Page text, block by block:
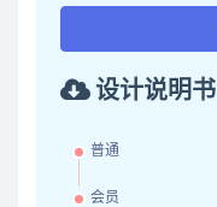
设计说明书
普通
会员